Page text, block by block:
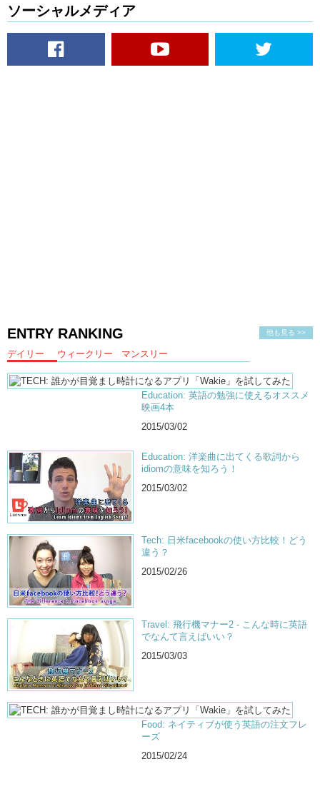
ソーシャルメディア
他も見る >>
ENTRY RANKING
デイリー ウィークリー マンスリー
Education: 英語の勉強に使えるオススメ
映画4本
2015/03/02
Education: 洋楽曲に出てくる歌詞から
idiomの意味を知ろう！
2015/03/02
Tech: 日米facebookの使い方比較！どう
違う？
2015/02/26
Travel: 飛行機マナー2 - こんな時に英語
でなんて言えばいい？
2015/03/03
Food: ネイティブが使う英語の注文フレ
ーズ
2015/02/24